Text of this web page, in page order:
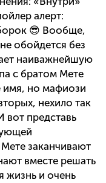
алерт:
😎 Вообще,
обойдется без
наиважнейшую
с братом Мете
имя, но мафиози
нехило так
вот представь
заканчивают
вместе решать
жизнь и очень